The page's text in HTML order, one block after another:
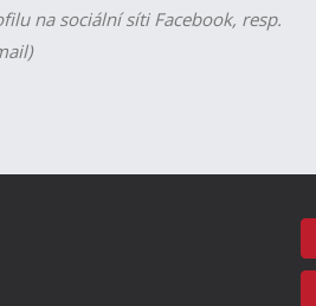
na sociální síti Facebook, resp.